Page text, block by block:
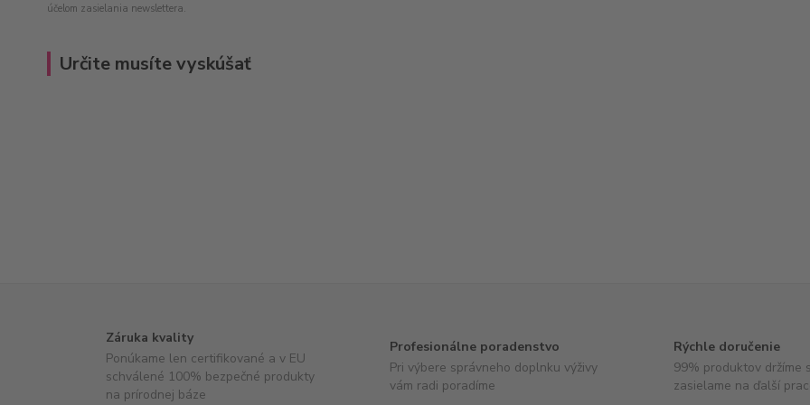
účelom zasielania newslettera.
Určite musíte vyskúšať
Záruka kvality
Ponúkame len certifikované a v EU
schválené 100% bezpečné produkty
na prírodnej báze
Profesionálne poradenstvo
Pri výbere správneho doplnku výživy
vám radi poradíme
Rýchle doručenie
99% produktov držíme
zasielame na ďalší